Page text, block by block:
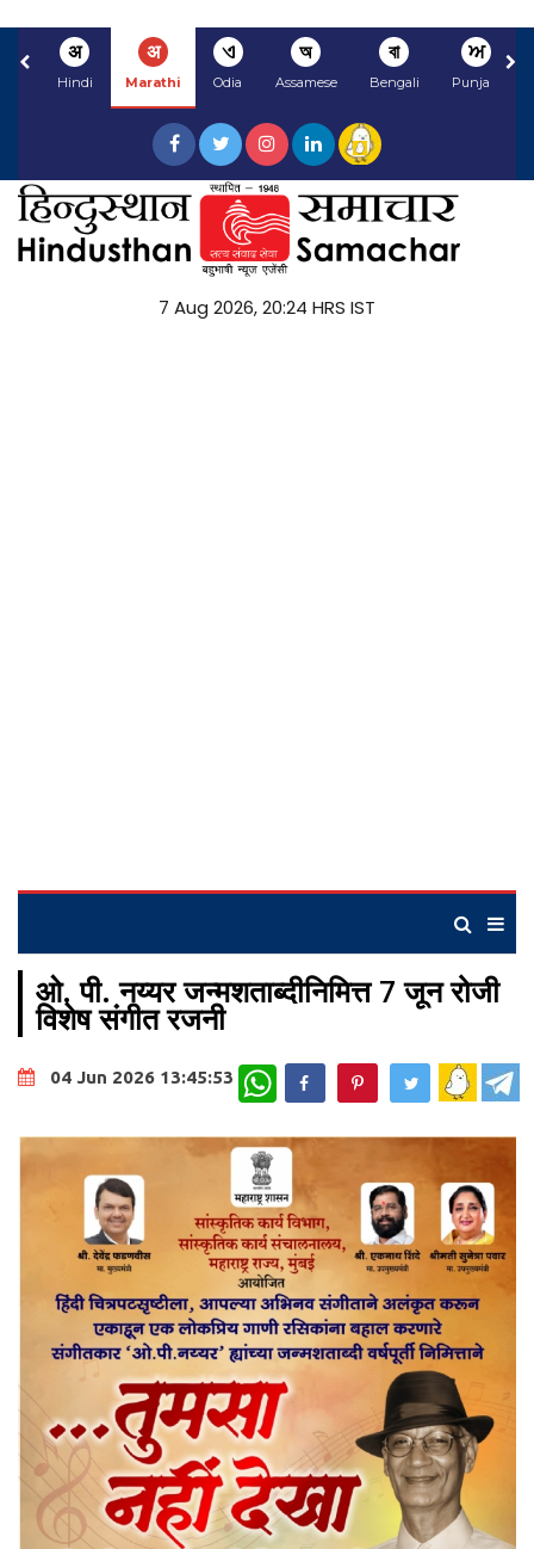
अ
Hindi
अ
Marathi
ଏ
Odia
অ
Assamese
বা
Bengali
ਅ
Punjabi
7 Aug 2026, 20:24 HRS IST
ओ. पी. नय्यर जन्मशताब्दीनिमित्त 7 जून रोजी
विशेष संगीत रजनी
04 Jun 2026 13:45:53 WhatsApp